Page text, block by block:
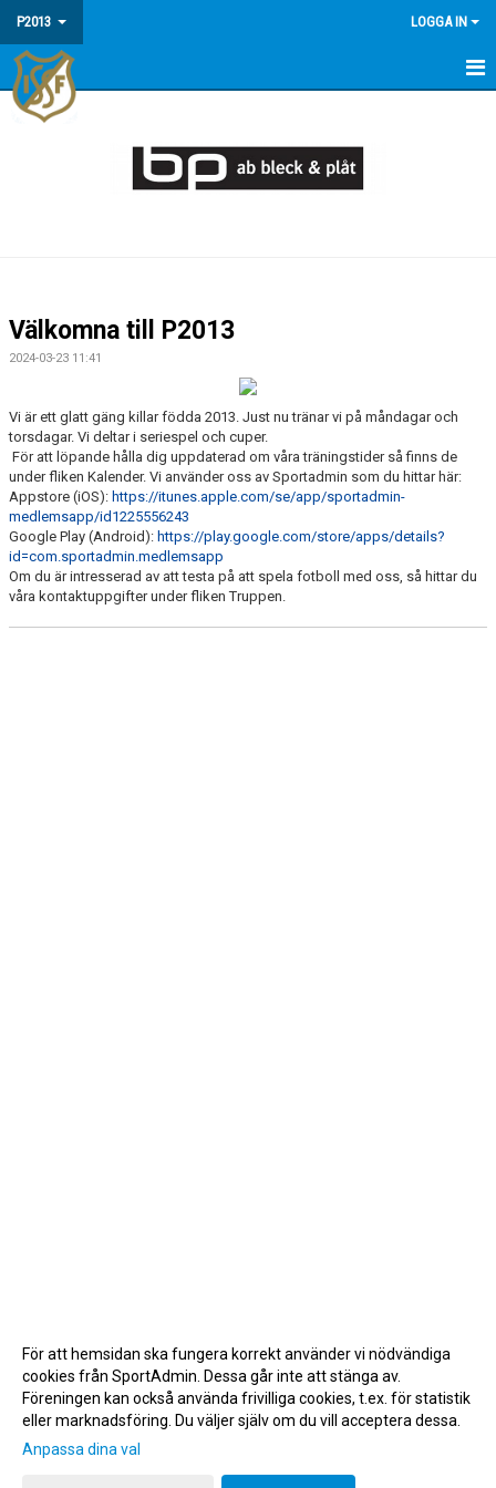
P2013 LOGGA IN
HEM
MATCHER
Välkomna till P2013
2024-03-23 11:41
Vi är ett glatt gäng killar födda 2013. Just nu tränar vi på måndagar och
torsdagar. Vi deltar i seriespel och cuper.
För att löpande hålla dig uppdaterad om våra träningstider så finns de
under fliken Kalender. Vi använder oss av Sportadmin som du hittar här:
Appstore (iOS): https://itunes.apple.com/se/app/sportadmin-
medlemsapp/id1225556243
Google Play (Android): https://play.google.com/store/apps/details?
id=com.sportadmin.medlemsapp
Om du är intresserad av att testa på att spela fotboll med oss, så hittar du
våra kontaktuppgifter under fliken Truppen.
Gå till Webbversion
För att hemsidan ska fungera korrekt använder vi nödvändiga
cookies från SportAdmin. Dessa går inte att stänga av.
Föreningen kan också använda frivilliga cookies, t.ex. för statistik
eller marknadsföring. Du väljer själv om du vill acceptera dessa.
Anpassa dina val